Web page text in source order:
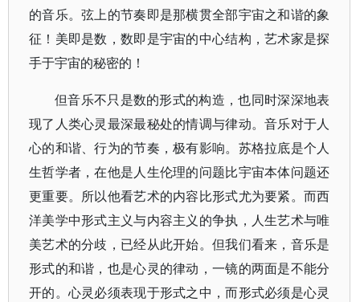
的音乐。弦上的节奏即是那横贯全部宇宙之和谐的象
征！美即是数，数即是宇宙的中心结构，艺术家是探
手于宇宙的秘密的！
但音乐不只是数的形式的构造，也同时深深地表
现了人类心灵最深最秘处的情调与律动。音乐对于人
心的和谐、行为的节奏，极有影响。苏格拉底是个人
生哲学者，在他是人生伦理的问题比宇宙本体问题还
更重要。所以他看艺术的内容比形式尤为要紧。而西
洋美学中形式主义与内容主义的争执，人生艺术与唯
美艺术的分歧，已经从此开始。但我们看来，音乐是
形式的和谐，也是心灵的律动，一镜的两面是不能分
开的。心灵必须表现于形式之中，而形式必须是心灵